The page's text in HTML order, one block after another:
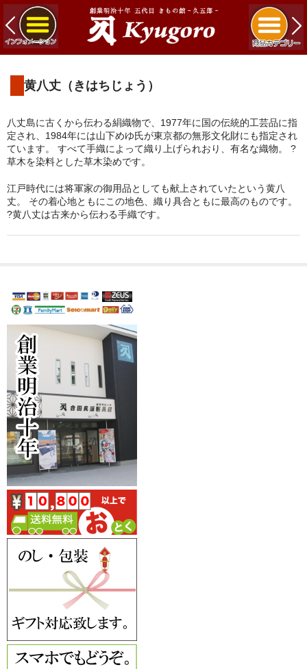
黄八丈（きはちじょう）
八丈島に古くから伝わる絹織物で、1977年に国の伝統的工芸品に指
定され、1984年には山下めゆ氏が東京都の無形文化財にも指定され
ています。 すべて手織によって織り上げられおり、有名な織物。 ?
草木を染料とした草木染めです。
江戸時代には将軍家の御用品としても献上されていたという黄八
丈。 その着心地ともにこの地色、織り具合ともに最高のものです。
?黄八丈は古来から伝わる手織です。